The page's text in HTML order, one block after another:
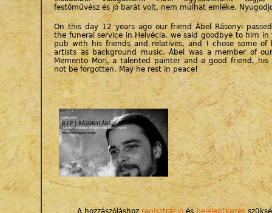
festőművész és jó barát volt, nem múlhat emléke.
On this day 12 years ago our friend Ábel Rásonyi
the funeral service in Helvécia, we said goodbye to him in
pub with his friends and relatives, and I chose some of
artists as background music. Ábel was a member of
Memento Mori, a talented painter and a good friend, his
not be forgotten. May he rest in peace!
A hozzászóláshoz regisztráció és bejelentkezés